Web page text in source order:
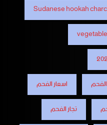
Sudanese hookah
اسعار الفحم
تجار الفحم